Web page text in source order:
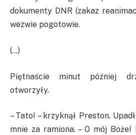
dokumenty DNR (zakaz
wezwie pogotowie.
(…)
Piętnaście minut później
otworzyły.
– Tato! – krzyknął Preston.
mnie za ramiona. – O mój Boże!